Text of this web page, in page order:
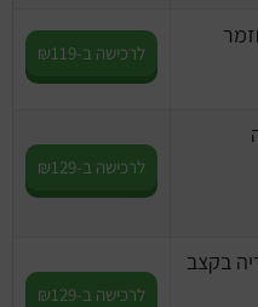
לרכישה ב-₪119
לרכישה ב-₪129
בקצב
לרכישה ב-₪129